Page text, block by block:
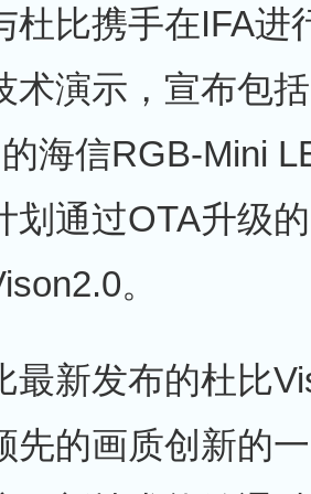
杜比携手在IFA进
术演示，宣布包
海信RGB-Mini
划通过OTA升级
。
新发布的杜比
先的画质创新的